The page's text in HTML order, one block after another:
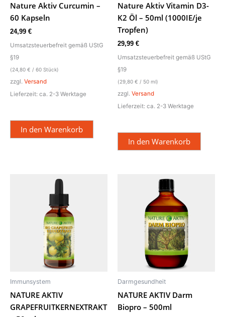
Nature Aktiv Curcumin –
60 Kapseln
24,99 €
Umsatzsteuerbefreit gemäß UStG
§19
(24,80 € / 60 Stück)
zzgl. Versand
Lieferzeit: ca. 2-3 Werktage
In den Warenkorb
Nature Aktiv Vitamin D3-
K2 Öl – 50ml (1000IE/je
Tropfen)
29,99 €
Umsatzsteuerbefreit gemäß UStG
§19
(29,80 € / 50 ml)
zzgl. Versand
Lieferzeit: ca. 2-3 Werktage
In den Warenkorb
Immunsystem
NATURE AKTIV
GRAPEFRUITKERNEXTRAKT
Darmgesundheit
NATURE AKTIV Darm
Biopro – 500ml